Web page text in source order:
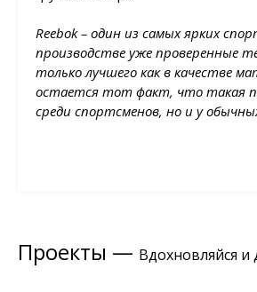
Reebok – один из самых ярких
производстве уже проверенные
только лучшего как в качестве
остается тот факт, что такая
среди спортсменов, но и у
Проекты — Вдохновляйся